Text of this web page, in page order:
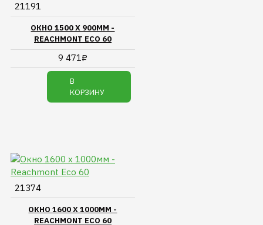
21191
ОКНО 1500 Х 900ММ -
REACHMONT ECO 60
9 471₽
В
КОРЗИНУ
21374
ОКНО 1600 Х 1000ММ -
REACHMONT ECO 60